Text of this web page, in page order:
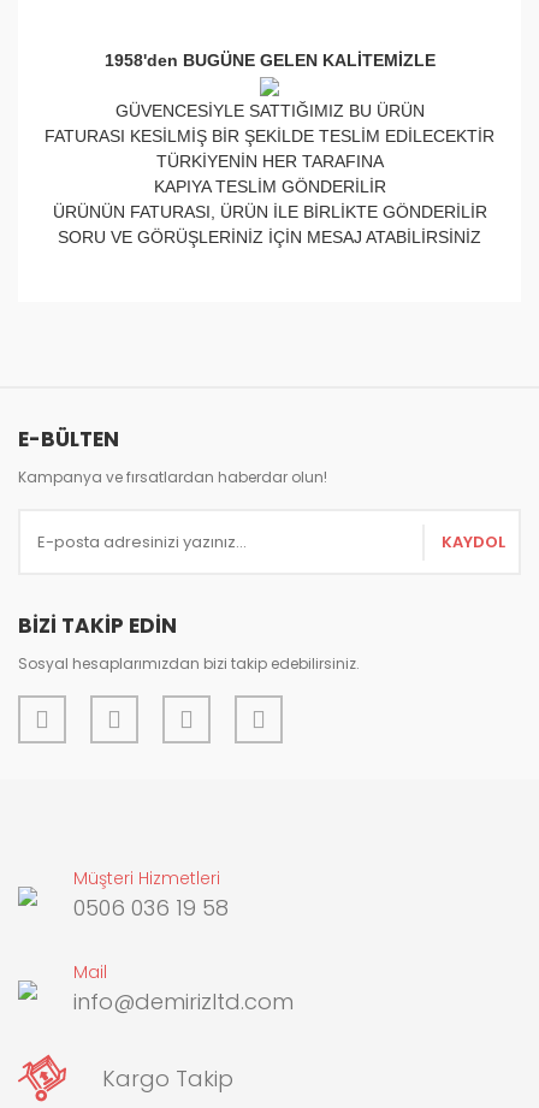
1958'den BUGÜNE GELEN KALİTEMİZLE
GÜVENCESİYLE SATTIĞIMIZ BU ÜRÜN
FATURASI KESİLMİŞ BİR ŞEKİLDE TESLİM EDİLECEKTİR
TÜRKİYENİN HER TARAFINA
KAPIYA TESLİM GÖNDERİLİR
ÜRÜNÜN FATURASI, ÜRÜN İLE BİRLİKTE GÖNDERİLİR
SORU VE GÖRÜŞLERİNİZ İÇİN MESAJ ATABİLİRSİNİZ
Ürün resmi kalitesiz, bozuk veya görüntülenemiyor.
Ürün açıklamasında eksik bilgiler bulunuyor.
Ürün fiyatı diğer sitelerden daha pahalı.
Gönder
E-BÜLTEN
Kampanya ve fırsatlardan haberdar olun!
KAYDOL
BİZİ TAKİP EDİN
Sosyal hesaplarımızdan bizi takip edebilirsiniz.
Müşteri Hizmetleri
0506 036 19 58
Mail
info@demirizltd.com
Kargo Takip